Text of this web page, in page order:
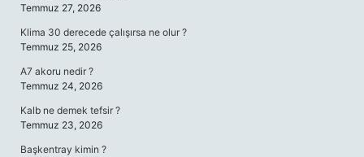
Temmuz 27, 2026
Klima 30 derecede çalışırsa ne olur ?
Temmuz 25, 2026
A7 akoru nedir ?
Temmuz 24, 2026
Kalb ne demek tefsir ?
Temmuz 23, 2026
Başkentray kimin ?